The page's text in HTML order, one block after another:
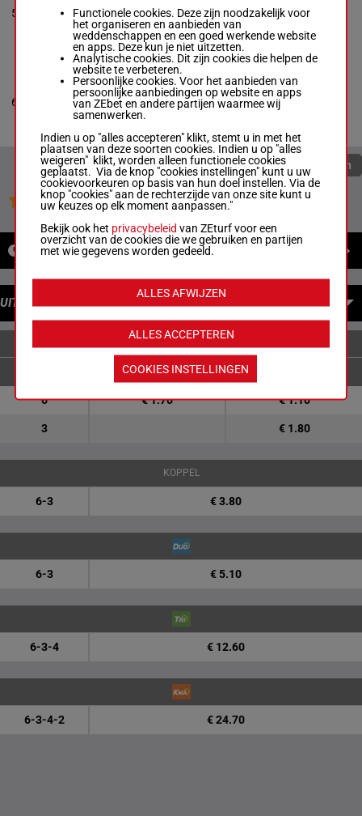
5
Johnston
R/3 -60.5
R/3 60.5
kg
1
6
WILD DESERT
Loughnane Bil.-
H/3 -60.5
H/360.5
kg
4
Quoteringen verversen
Jouw favoriete paarden
NIEUWS
UITBETALINGEN
6 € 1.70 € 1.10
3 € 1.80
KOPPEL
6-3 € 3.80
6-3 € 5.10
6-3-4 € 12.60
6-3-4-2 € 24.70
Functionele cookies. Deze zijn noodzakelijk voor
het organiseren en aanbieden van
weddenschappen en een goed werkende website
en apps. Deze kun je niet uitzetten.
Analytische cookies. Dit zijn cookies die helpen de
website te verbeteren.
Persoonlijke cookies. Voor het aanbieden van
persoonlijke aanbiedingen op website en apps
van ZEbet en andere partijen waarmee wij
samenwerken.
Indien u op "alles accepteren" klikt, stemt u in met het
plaatsen van deze soorten cookies. Indien u op "alles
weigeren" klikt, worden alleen functionele cookies
geplaatst. Via de knop "cookies instellingen" kunt u uw
cookievoorkeuren op basis van hun doel instellen. Via de
knop "cookies" aan de rechterzijde van onze site kunt u
uw keuzes op elk moment aanpassen."
Bekijk ook het privacybeleid van ZEturf voor een
overzicht van de cookies die we gebruiken en partijen
met wie gegevens worden gedeeld.
ALLES ACCEPTEREN
ALLES AFWIJZEN
COOKIES INSTELLINGEN